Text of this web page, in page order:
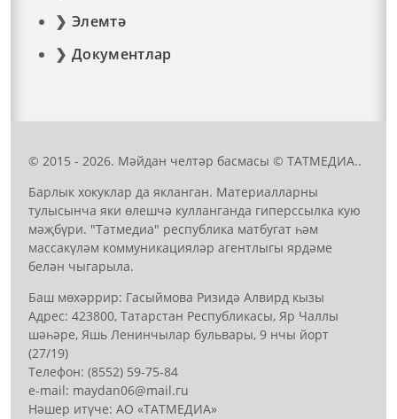
Элемтә
Документлар
© 2015 - 2026. Мәйдан челтәр басмасы © ТАТМЕДИА..
Барлык хокуклар да якланган. Материалларны
тулысынча яки өлешчә кулланганда гиперссылка кую
мәҗбүри. "Татмедиа" республика матбугат һәм
массакүләм коммуникацияләр агентлыгы ярдәме
белән чыгарыла.
Баш мөхәррир: Гасыймова Ризидә Алвирд кызы
Адрес: 423800, Татарстан Республикасы, Яр Чаллы
шәһәре, Яшь Ленинчылар бульвары, 9 нчы йорт
(27/19)
Телефон: (8552) 59-75-84
е-mail: mауdаn06@mail.гu
Нәшер итүче: АО «ТАТМЕДИА»